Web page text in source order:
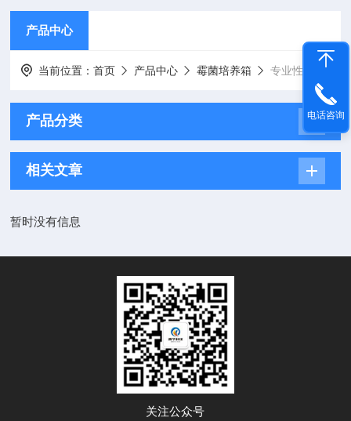
产品中心
当前位置：首页 产品中心 霉菌培养箱 专业性霉菌培养箱
产品分类
相关文章
暂时没有信息
关注公众号
电话咨询